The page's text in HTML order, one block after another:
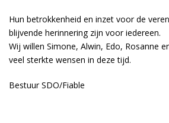
Hun betrokkenheid en inzet voor de
blijvende herinnering zijn voor iedereen.
Wij willen Simone, Alwin, Edo, Rosanne
veel sterkte wensen in deze tijd.
Bestuur SDO/Fiable